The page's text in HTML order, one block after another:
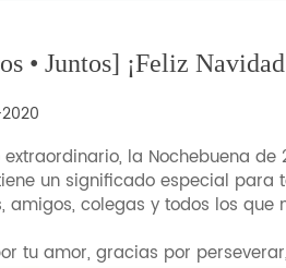
• Juntos] ¡Feliz
extraordinario, la Nochebuena
un significado especial para
amigos, colegas y todos los que
tu amor, gracias por